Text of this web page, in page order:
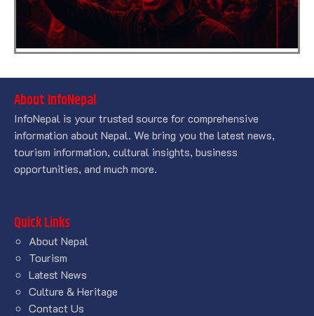
About InfoNepal
InfoNepal is your trusted source for comprehensive
information about Nepal. We bring you the latest news,
tourism information, cultural insights, business
opportunities, and much more.
Quick Links
About Nepal
Tourism
Latest News
Culture & Heritage
Contact Us